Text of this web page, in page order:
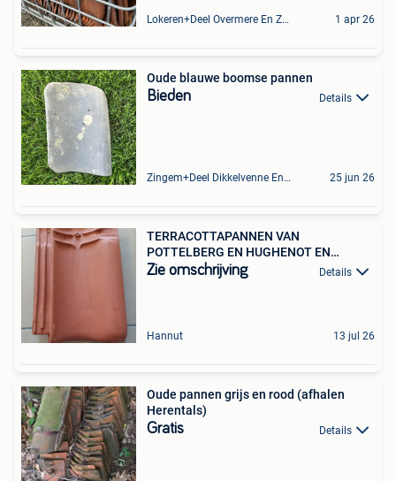
Lokeren+Deel Overmere En Zele 1 apr 26
Oude blauwe boomse pannen
Bieden Details
Zingem+Deel Dikkelvenne En Nederzwalm-Hermelgem 25 jun 26
TERRACOTTAPANNEN VAN
POTTELBERG EN HUGHENOT EN
TEEWEN
Zie omschrijving Details
Hannut 13 jul 26
Oude pannen grijs en rood (afhalen
Herentals)
Gratis Details